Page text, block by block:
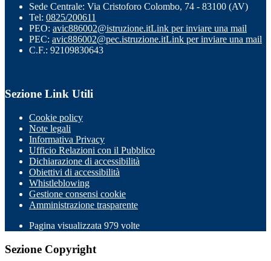
Sede Centrale: Via Cristoforo Colombo, 74 - 83100 (AV)
Tel: 0825/200611
PEO: avic886002@istruzione.itLink per inviare una mail
PEC: avic886002@pec.istruzione.itLink per inviare una mail
C.F.: 92109830643
Sezione Link Utili
Cookie policy
Note legali
Informativa Privacy
Ufficio Relazioni con il Pubblico
Dichiarazione di accessibilità
Obiettivi di accessibilità
Whistleblowing
Gestione consensi cookie
Amministrazione trasparente
Pagina visualizzata 979 volte
Sezione Copyright